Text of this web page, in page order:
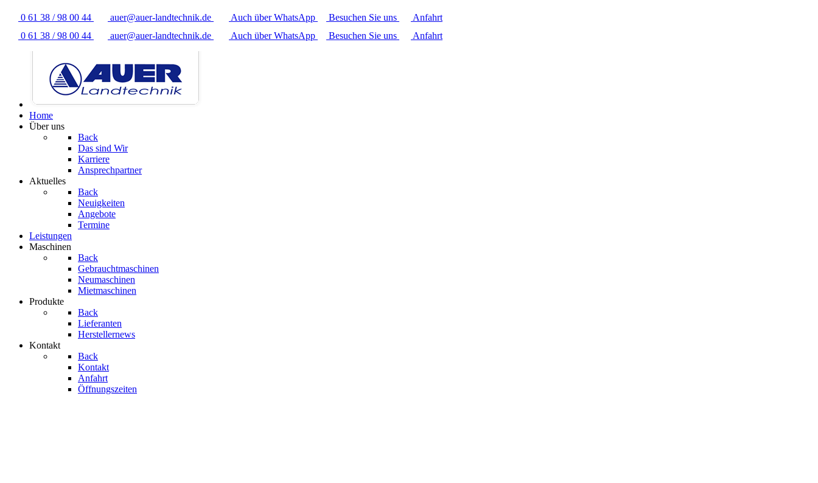
0 61 38 / 98 00 44 auer@auer-landtechnik.de Auch über WhatsApp Besuchen Sie uns
Anfahrt
0 61 38 / 98 00 44
auer@auer-landtechnik.de Auch über WhatsApp Besuchen Sie uns Anfahrt
Home
Über uns
Back
Das sind Wir
Karriere
Ansprechpartner
Aktuelles
Back
Neuigkeiten
Angebote
Termine
Leistungen
Maschinen
Back
Gebrauchtmaschinen
Neumaschinen
Mietmaschinen
Produkte
Back
Lieferanten
Herstellernews
Kontakt
Back
Kontakt
Anfahrt
Öffnungszeiten